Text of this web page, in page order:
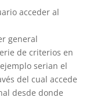
acceder al
general
de criterios en
serian el
del cual accede
desde donde